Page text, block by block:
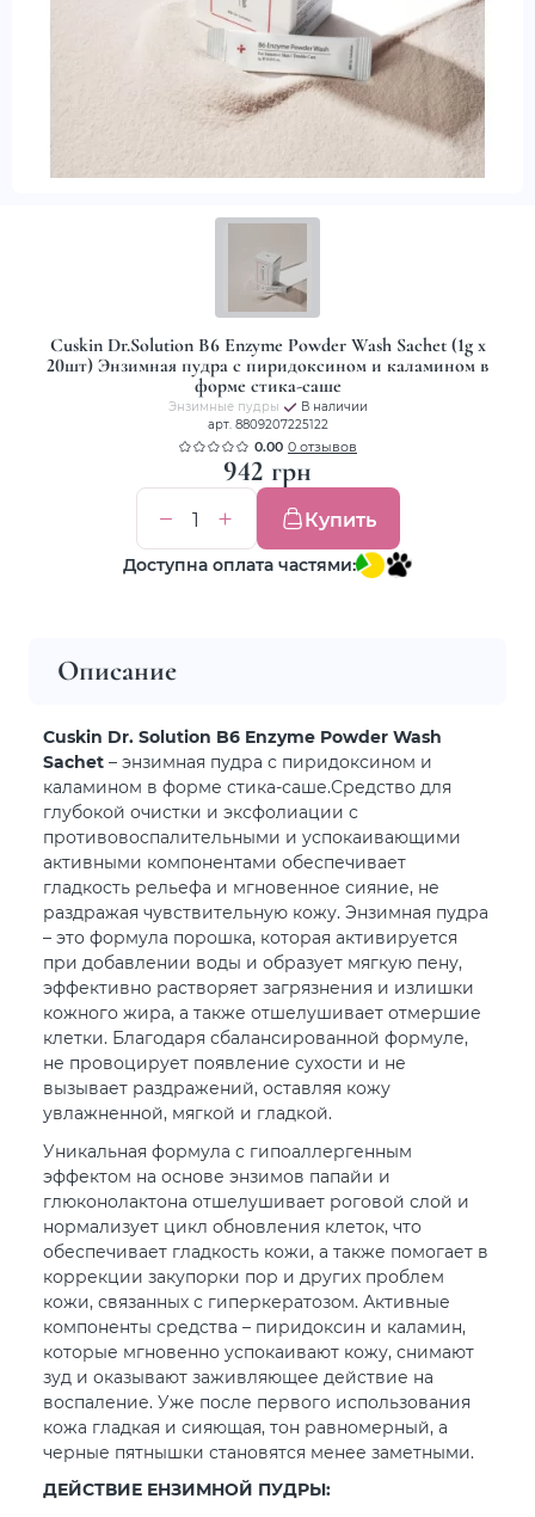
Cuskin Dr.Solution B6 Enzyme Powder Wash Sachet (1g x
20шт) Энзимная пудра с пиридоксином и каламином в
форме стика-саше
Энзимные пудры
В наличии
арт. 8809207225122
0.00 0 отзывов
942 грн
Купить
Доступна оплата частями:
Описание
Cuskin Dr. Solution B6 Enzyme Powder Wash
Sachet – энзимная пудра с пиридоксином и
каламином в форме стика-саше.Средство для
глубокой очистки и эксфолиации с
противовоспалительными и успокаивающими
активными компонентами обеспечивает
гладкость рельефа и мгновенное сияние, не
раздражая чувствительную кожу. Энзимная пудра
– это формула порошка, которая активируется
при добавлении воды и образует мягкую пену,
эффективно растворяет загрязнения и излишки
кожного жира, а также отшелушивает отмершие
клетки. Благодаря сбалансированной формуле,
не провоцирует появление сухости и не
вызывает раздражений, оставляя кожу
увлажненной, мягкой и гладкой.
Уникальная формула с гипоаллергенным
эффектом на основе энзимов папайи и
глюконолактона отшелушивает роговой слой и
нормализует цикл обновления клеток, что
обеспечивает гладкость кожи, а также помогает в
коррекции закупорки пор и других проблем
кожи, связанных с гиперкератозом. Активные
компоненты средства – пиридоксин и каламин,
которые мгновенно успокаивают кожу, снимают
зуд и оказывают заживляющее действие на
воспаление. Уже после первого использования
кожа гладкая и сияющая, тон равномерный, а
черные пятнышки становятся менее заметными.
ДЕЙСТВИЕ ЕНЗИМНОЙ ПУДРЫ: